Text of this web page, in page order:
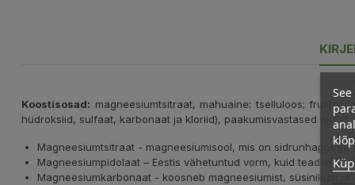
Koostisosad: magneesiumtsitraat, mahuaine: tselluloos;
hüdroksiid, sulfaat, karbonaat ja kloriid), paakumisvastased
Magneesiumtsitraat - magneesiumisool, mis on sidrunhappega
Magneesiumpidolaat – Eestis vähetuntud vorm, kuid
Magneesiumkarbonaat - koosneb magneesiumist, süsinikust